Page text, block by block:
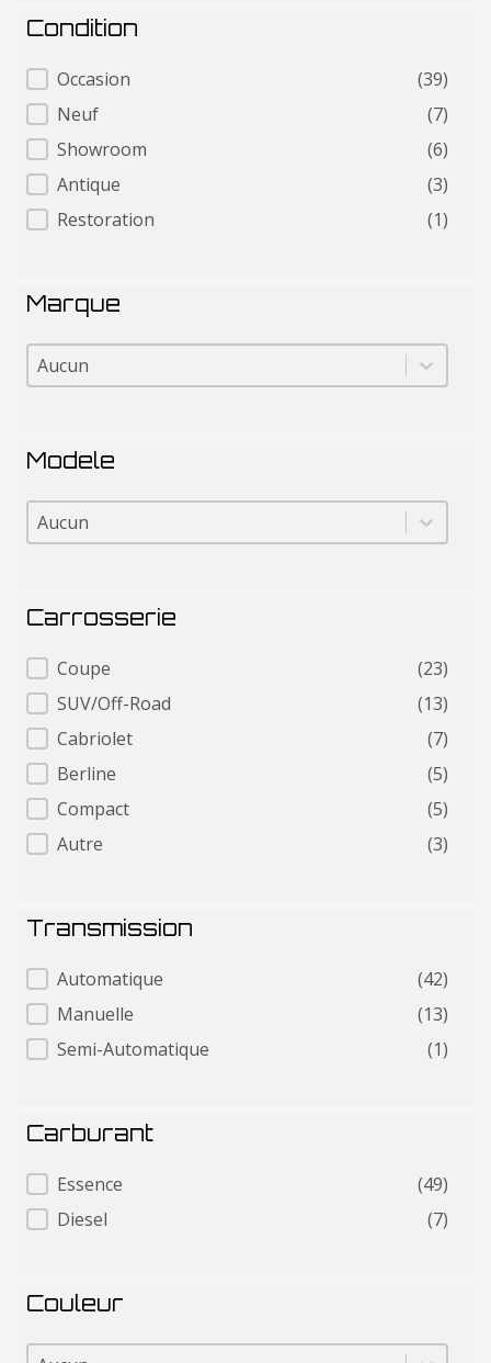
Condition
Condition
Occasion
(39)
Neuf
(7)
Showroom
(6)
Antique
(3)
Restoration
(1)
Marque
Marque
Marque
Modele
Modele
Modele
Carrosserie
Carrosserie
Coupe
(23)
SUV/Off-Road
(13)
Cabriolet
(7)
Berline
(5)
Compact
(5)
Autre
(3)
Transmission
Transmission
Automatique
(42)
Manuelle
(13)
Semi-Automatique
(1)
Carburant
Carburant
Essence
(49)
Diesel
(7)
Couleur
Couleur
Couleur